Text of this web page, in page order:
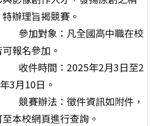
辦理旨揭競賽。
參加對象：凡全國高中職在校
報名參加。
收件時間：2025年2月3日至2
3月10日。
競賽辦法：徵件資訊如附件，
本校網頁進行查詢。